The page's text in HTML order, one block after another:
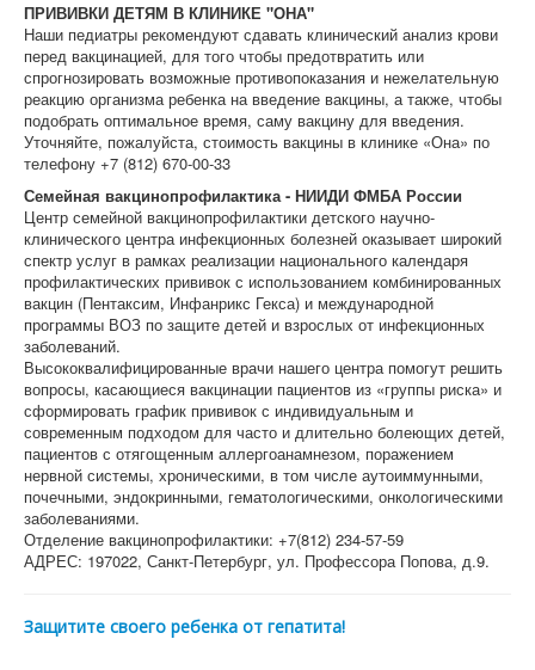
ПРИВИВКИ ДЕТЯМ В КЛИНИКЕ "ОНА"
Наши педиатры рекомендуют сдавать клинический анализ крови
перед вакцинацией, для того чтобы предотвратить или
спрогнозировать возможные противопоказания и нежелательную
реакцию организма ребенка на введение вакцины, а также, чтобы
подобрать оптимальное время, саму вакцину для введения.
Уточняйте, пожалуйста, стоимость вакцины в клинике «Она» по
телефону +7 (812) 670-00-33
Семейная вакцинопрофилактика - НИИДИ ФМБА России
Центр семейной вакцинопрофилактики детского научно-
клинического центра инфекционных болезней оказывает широкий
спектр услуг в рамках реализации национального календаря
профилактических прививок с использованием комбинированных
вакцин (Пентаксим, Инфанрикс Гекса) и международной
программы ВОЗ по защите детей и взрослых от инфекционных
заболеваний.
Высококвалифицированные врачи нашего центра помогут решить
вопросы, касающиеся вакцинации пациентов из «группы риска» и
сформировать график прививок с индивидуальным и
современным подходом для часто и длительно болеющих детей,
пациентов с отягощенным аллергоанамнезом, поражением
нервной системы, хроническими, в том числе аутоиммунными,
почечными, эндокринными, гематологическими, онкологическими
заболеваниями.
Отделение вакцинопрофилактики: +7(812) 234-57-59
АДРЕС: 197022, Санкт-Петербург, ул. Профессора Попова, д.9.
Защитите своего ребенка от гепатита!